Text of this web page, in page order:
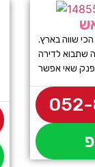
הכי שווה בארץ.
שתבוא לדירה